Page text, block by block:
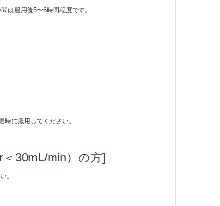
は服用後5〜6時間程度です。
に服用してください。
30mL/min）の方]
。